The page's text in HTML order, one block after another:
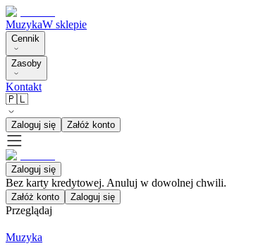
MuzykaW sklepie
Cennik
Zasoby
Kontakt
🇵🇱
Zaloguj się Załóż konto
Zaloguj się
Bez karty kredytowej. Anuluj w dowolnej chwili.
Załóż konto Zaloguj się
Przeglądaj
Muzyka